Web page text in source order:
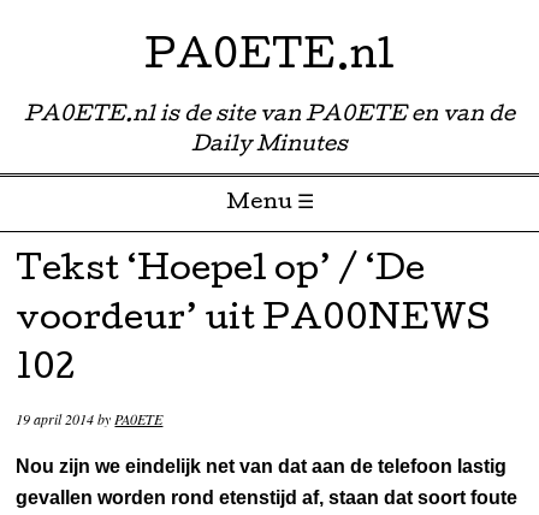
PA0ETE.nl
PA0ETE.nl is de site van PA0ETE en van de
Daily Minutes
Menu ☰
Skip to content
Tekst ‘Hoepel op’ / ‘De
voordeur’ uit PA00NEWS
102
19 april 2014byPA0ETE
Nou zijn we eindelijk net van dat aan de telefoon lastig
gevallen worden rond etenstijd af, staan dat soort foute